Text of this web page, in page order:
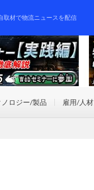
取材で物流ニュースを配信
ノロジー/製品 雇用/人材